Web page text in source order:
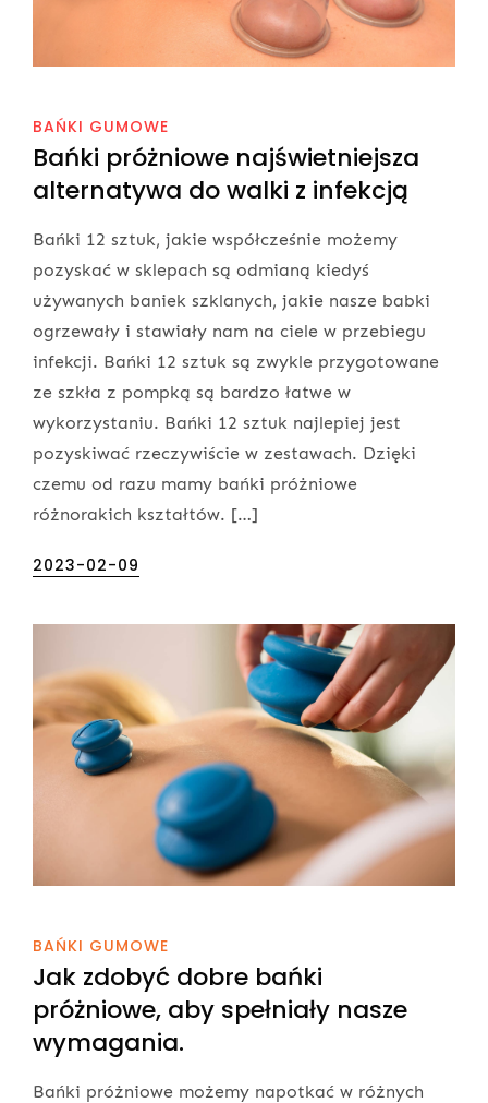
BAŃKI GUMOWE
Bańki próżniowe najświetniejsza
alternatywa do walki z infekcją
Bańki 12 sztuk, jakie współcześnie możemy
pozyskać w sklepach są odmianą kiedyś
używanych baniek szklanych, jakie nasze babki
ogrzewały i stawiały nam na ciele w przebiegu
infekcji. Bańki 12 sztuk są zwykle przygotowane
ze szkła z pompką są bardzo łatwe w
wykorzystaniu. Bańki 12 sztuk najlepiej jest
pozyskiwać rzeczywiście w zestawach. Dzięki
czemu od razu mamy bańki próżniowe
różnorakich kształtów. […]
Posted
2023-02-09
BAŃKI GUMOWE
Jak zdobyć dobre bańki
próżniowe, aby spełniały nasze
wymagania.
Bańki próżniowe możemy napotkać w różnych